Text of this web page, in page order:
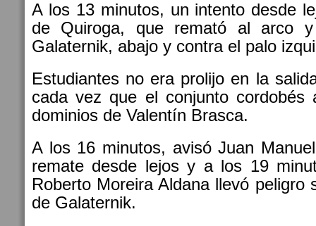
A los 13 minutos, un intento desde
de Quiroga, que remató al arco y
Galaternik, abajo y contra el palo
Estudiantes no era prolijo en la
cada vez que el conjunto cordobés
dominios de Valentín Brasca.
A los 16 minutos, avisó Juan
remate desde lejos y a los 19
Roberto Moreira Aldana llevó peligro
de Galaternik.